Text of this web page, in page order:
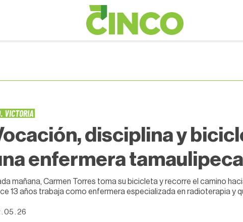
VICTORIA
disciplina y
enfermera tamaulipeca
mañana, Carmen Torres toma su bicicleta y recorre el camino
13 años trabaja como enfermera especializada en radioterapia y
. 05 . 26